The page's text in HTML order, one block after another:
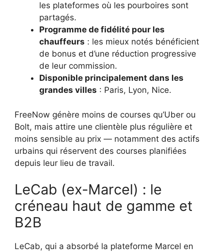
les plateformes où les pourboires sont
partagés.
Programme de fidélité pour les
chauffeurs : les mieux notés bénéficient
de bonus et d’une réduction progressive
de leur commission.
Disponible principalement dans les
grandes villes : Paris, Lyon, Nice.
FreeNow génère moins de courses qu’Uber ou
Bolt, mais attire une clientèle plus régulière et
moins sensible au prix — notamment des actifs
urbains qui réservent des courses planifiées
depuis leur lieu de travail.
LeCab (ex-Marcel) : le
créneau haut de gamme et
B2B
LeCab, qui a absorbé la plateforme Marcel en